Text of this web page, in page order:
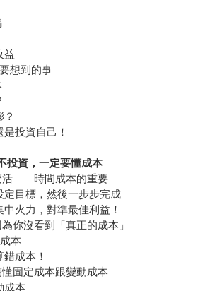
益
想到的事
投資自己！
資，一定要懂成本
活——時間成本的重要
目標，然後一步步完成
火力，對準最佳利益！
你沒看到「真正的成本」
本
成本！
固定成本跟變動成本
成本